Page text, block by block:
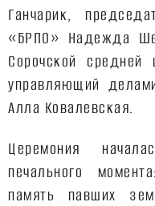
Ганчарик,
«БРПО» Надежда
Сорочской
управляющий
Алла Ковалевская.
Церемония
печального
память павших